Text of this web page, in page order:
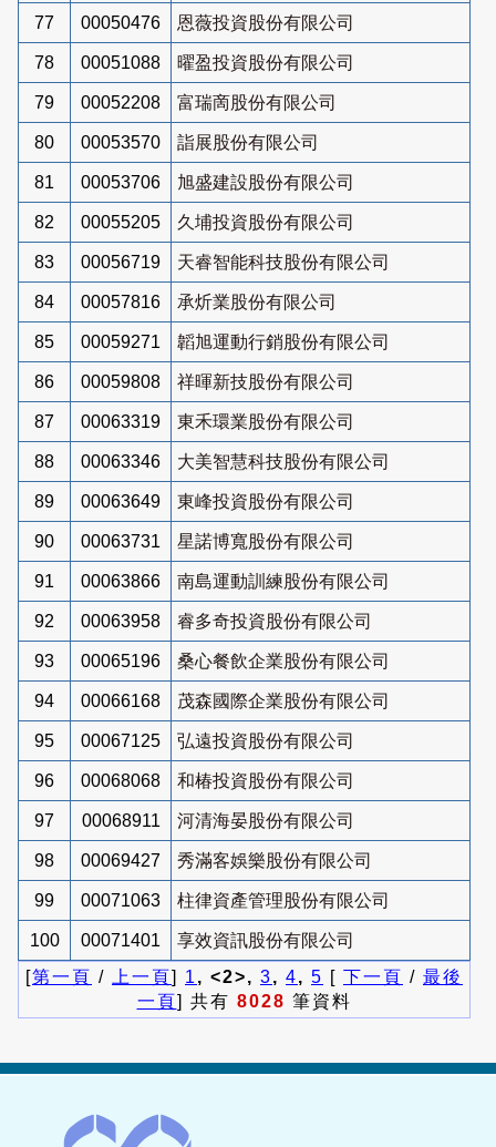
77 00050476 恩薇投資股份有限公司
78 00051088 曜盈投資股份有限公司
79 00052208 富瑞啇股份有限公司
80 00053570 詣展股份有限公司
81 00053706 旭盛建設股份有限公司
82 00055205 久埔投資股份有限公司
83 00056719 天睿智能科技股份有限公司
84 00057816 承炘業股份有限公司
85 00059271 韜旭運動行銷股份有限公司
86 00059808 祥暉新技股份有限公司
87 00063319 東禾環業股份有限公司
88 00063346 大美智慧科技股份有限公司
89 00063649 東峰投資股份有限公司
90 00063731 星諾博寬股份有限公司
91 00063866 南島運動訓練股份有限公司
92 00063958 睿多奇投資股份有限公司
93 00065196 桑心餐飲企業股份有限公司
94 00066168 茂森國際企業股份有限公司
95 00067125 弘遠投資股份有限公司
96 00068068 和椿投資股份有限公司
97 00068911 河清海晏股份有限公司
98 00069427 秀滿客娛樂股份有限公司
99 00071063 柱律資產管理股份有限公司
100 00071401
享效資訊股份有限公司
[第一頁 / 上一頁] 1 , <2>, 3, 4, 5 [ 下一頁 / 最後
一頁] 共有 8028 筆資料